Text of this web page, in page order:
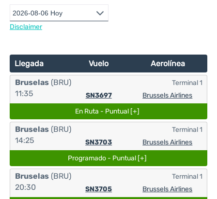
Disclaimer
Llegada Vuelo Aerolínea
Bruselas (BRU)
11:35
SN3697 Brussels Airlines
Terminal 1
En Ruta - Puntual [+]
Bruselas (BRU)
14:25
SN3703 Brussels Airlines
Terminal 1
Programado - Puntual [+]
Bruselas (BRU)
20:30
SN3705 Brussels Airlines
Terminal 1